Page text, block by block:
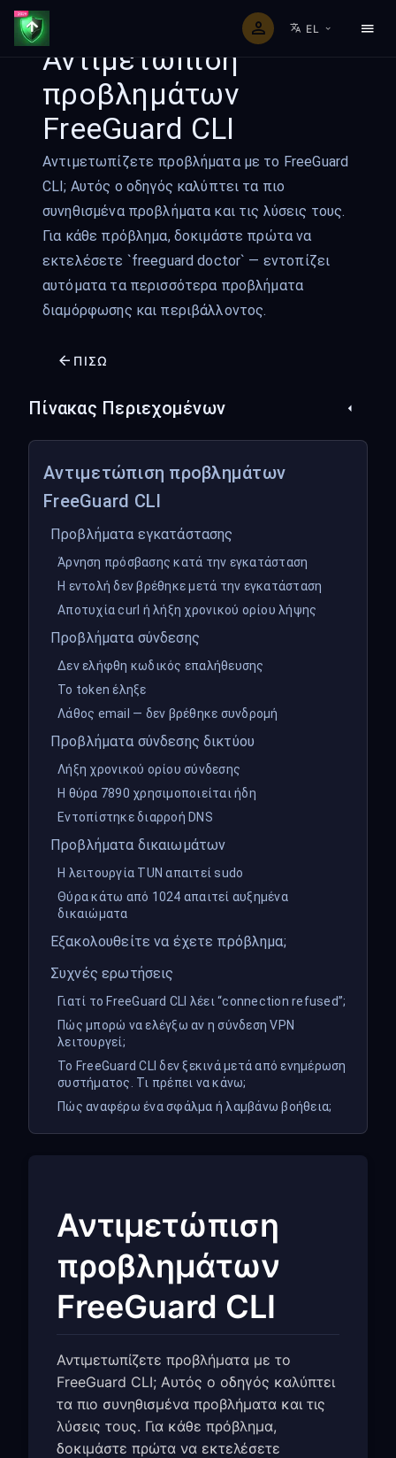
EL
Αντιμετώπιση
προβλημάτων
FreeGuard CLI
Αντιμετωπίζετε προβλήματα με το FreeGuard
CLI; Αυτός ο οδηγός καλύπτει τα πιο
συνηθισμένα προβλήματα και τις λύσεις τους.
Για κάθε πρόβλημα, δοκιμάστε πρώτα να
εκτελέσετε `freeguard doctor` — εντοπίζει
αυτόματα τα περισσότερα προβλήματα
διαμόρφωσης και περιβάλλοντος.
ΠΊΣΩ
Πίνακας Περιεχομένων
Αντιμετώπιση προβλημάτων
FreeGuard CLI
Προβλήματα εγκατάστασης
Άρνηση πρόσβασης κατά την εγκατάσταση
Η εντολή δεν βρέθηκε μετά την εγκατάσταση
Αποτυχία curl ή λήξη χρονικού ορίου λήψης
Προβλήματα σύνδεσης
Δεν ελήφθη κωδικός επαλήθευσης
Το token έληξε
Λάθος email — δεν βρέθηκε συνδρομή
Προβλήματα σύνδεσης δικτύου
Λήξη χρονικού ορίου σύνδεσης
Η θύρα 7890 χρησιμοποιείται ήδη
Εντοπίστηκε διαρροή DNS
Προβλήματα δικαιωμάτων
Η λειτουργία TUN απαιτεί sudo
Θύρα κάτω από 1024 απαιτεί αυξημένα
δικαιώματα
Εξακολουθείτε να έχετε πρόβλημα;
Συχνές ερωτήσεις
Γιατί το FreeGuard CLI λέει “connection refused”;
Πώς μπορώ να ελέγξω αν η σύνδεση VPN
λειτουργεί;
Το FreeGuard CLI δεν ξεκινά μετά από ενημέρωση
συστήματος. Τι πρέπει να κάνω;
Πώς αναφέρω ένα σφάλμα ή λαμβάνω βοήθεια;
Αντιμετώπιση
προβλημάτων
FreeGuard CLI
Αντιμετωπίζετε προβλήματα με το
FreeGuard CLI; Αυτός ο οδηγός καλύπτει
τα πιο συνηθισμένα προβλήματα και τις
λύσεις τους. Για κάθε πρόβλημα,
δοκιμάστε πρώτα να εκτελέσετε